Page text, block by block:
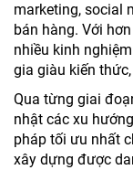
marketing, social
bán hàng. Với
nhiều kinh
gia giàu kiến
Qua từng giai
nhật các xu
pháp tối ưu nhất
xây dựng được